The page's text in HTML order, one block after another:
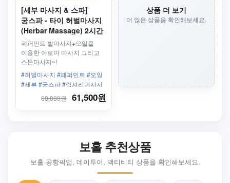
[세부 마사지 & 스파]
궁스파 - 타이 허벌마사지
(Herbar Massage) 2시간
페퍼민트 발마사지+오일을
이용한 아로마 마사지 그리고
스톤마사지~!
#허벌마사지 #페퍼민트 #오일
#세부 #궁스파 #럭셔리마사지
#혈액순환 #스톤 #피로회복
68,880원 61,500원
상품 더 보기
더 많은 상품을 확인해보세요.
보홀 추천상품
보홀 공항픽업, 데이투어, 액티비티 상품을 확인해보세요.